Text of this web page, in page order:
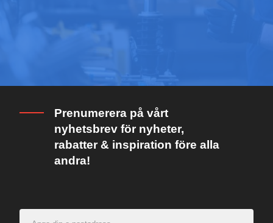
Prenumerera på vårt
nyhetsbrev för nyheter,
rabatter & inspiration före alla
andra!